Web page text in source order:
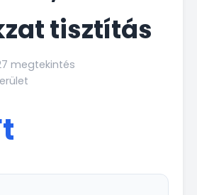
tisztítás
megtekintés